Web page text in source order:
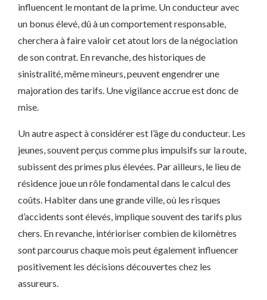
influencent le montant de la prime. Un conducteur avec
un bonus élevé, dû à un comportement responsable,
cherchera à faire valoir cet atout lors de la négociation
de son contrat. En revanche, des historiques de
sinistralité, même mineurs, peuvent engendrer une
majoration des tarifs. Une vigilance accrue est donc de
mise.
Un autre aspect à considérer est l’âge du conducteur. Les
jeunes, souvent perçus comme plus impulsifs sur la route,
subissent des primes plus élevées. Par ailleurs, le lieu de
résidence joue un rôle fondamental dans le calcul des
coûts. Habiter dans une grande ville, où les risques
d’accidents sont élevés, implique souvent des tarifs plus
chers. En revanche, intérioriser combien de kilomètres
sont parcourus chaque mois peut également influencer
positivement les décisions découvertes chez les
assureurs.